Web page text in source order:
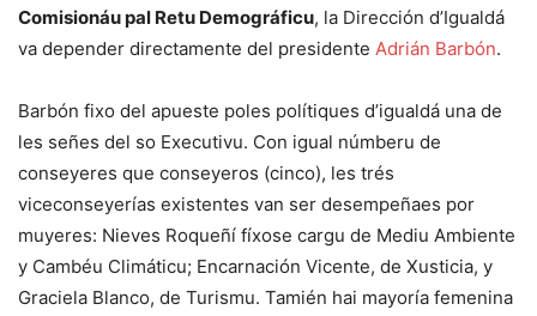
Comisionáu pal Retu Demográficu, la Dirección d’Igualdá
va depender directamente del presidente Adrián Barbón.
Barbón fixo del apueste poles polítiques d’igualdá una de
les señes del so Executivu. Con igual númberu de
conseyeres que conseyeros (cinco), les trés
viceconseyerías existentes van ser desempeñaes por
muyeres: Nieves Roqueñí fíxose cargu de Mediu Ambiente
y Cambéu Climáticu; Encarnación Vicente, de Xusticia, y
Graciela Blanco, de Turismu. Tamién hai mayoría femenina